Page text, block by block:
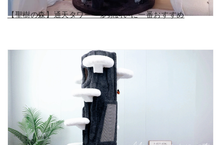
【聖樹の森】通天タワー 多頭飼いに一番おすすめ